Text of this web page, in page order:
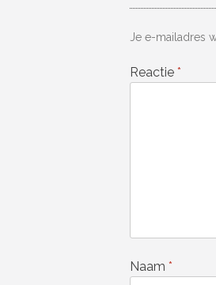
Je e-mailadres
Reactie *
Naam *